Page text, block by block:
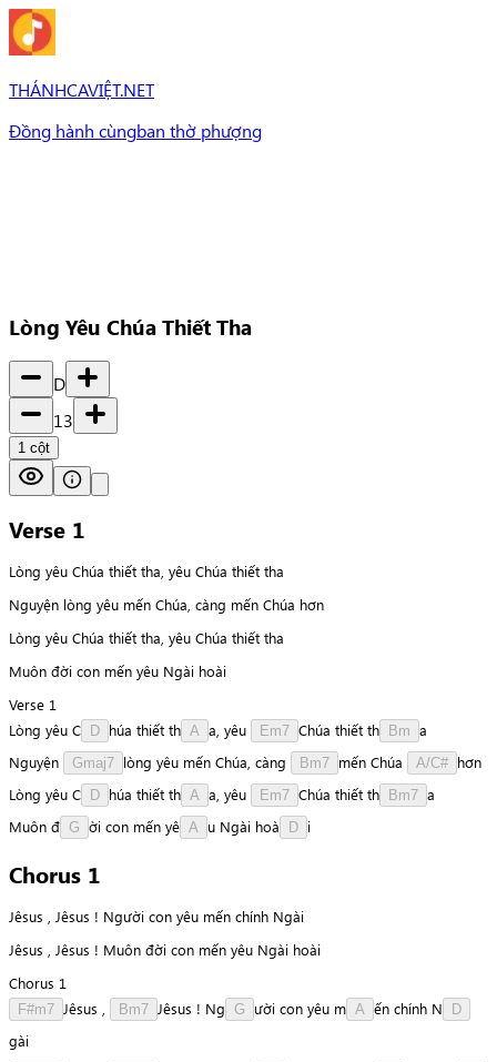
THÁNHCAVIỆT.NET
Đồng hành cùngban thờ phượng
Lòng Yêu Chúa Thiết Tha
D
13
1 cột
Verse 1
Lòng yêu Chúa thiết tha, yêu Chúa thiết tha
Nguyện lòng yêu mến Chúa, càng mến Chúa hơn
Lòng yêu Chúa thiết tha, yêu Chúa thiết tha
Muôn đời con mến yêu Ngài hoài
Verse 1
Lòng yêu C D húa thiết th A a yêu Em7 Chúa thiết th Bm a
Nguyện
Gmaj7 lòng yêu mến Chúa, càng Bm7 mến Chúa A/C# hơn
Lòng yêu C D húa thiết th A a yêu Em7 Chúa thiết th Bm7 a
Muôn đ G ời con mến yê A u Ngài hoà D i
Chorus 1
Jêsus , Jêsus ! Người con yêu mến chính Ngài
Jêsus , Jêsus ! Muôn đời con mến yêu Ngài hoài
Chorus 1
F#m7 Jêsus Bm7 Jêsus ! Ng G ười con yêu m A ến chính N D
gài